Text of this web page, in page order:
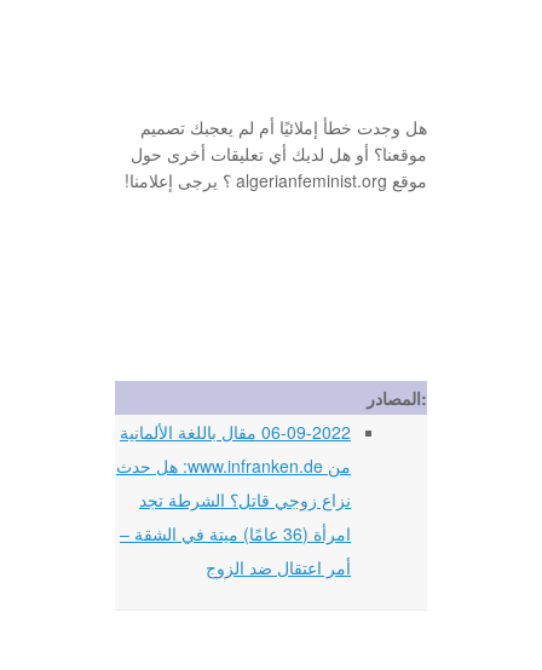
هل وجدت خطأ إملائيًا أم لم يعجبك تصميم
موقعنا؟ أو هل لديك أي تعليقات أخرى حول
موقع algerianfeminist.org ؟ يرجى إعلامنا!
المصادر:
06-09-2022 مقال باللغة الألمانية
من www.infranken.de: هل حدث
نزاع زوجي قاتل؟ الشرطة تجد
امرأة (36 عامًا) ميتة في الشقة –
أمر اعتقال ضد الزوج